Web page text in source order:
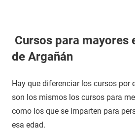
Cursos para mayores
de Argañán
Hay que diferenciar los cursos por
son los mismos los cursos para
como los que se imparten para
esa edad.